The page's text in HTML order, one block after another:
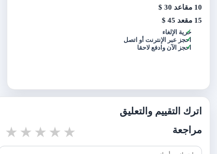
10 مقاعد
30 $
15 مقعد
45 $
حرية الإلغاء
احجز عبر الإنترنت أو اتصل
احجز الآن وادفع لاحقا
اترك التقييم والتعليق
5 stars
4 stars
3 stars
2 stars مراجعة